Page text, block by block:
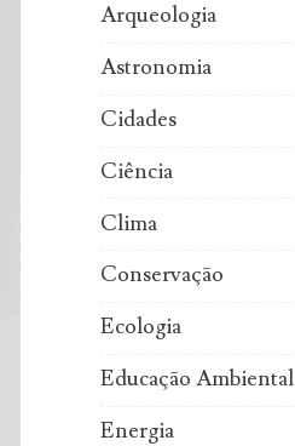
Arqueologia
Astronomia
Cidades
Ciência
Clima
Conservação
Ecologia
Educação Ambiental
Energia